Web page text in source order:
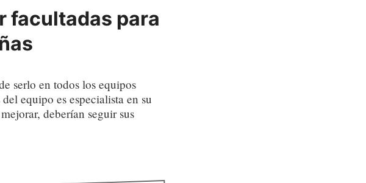
facultadas para
serlo en todos los equipos
equipo es especialista en su
deberían seguir sus